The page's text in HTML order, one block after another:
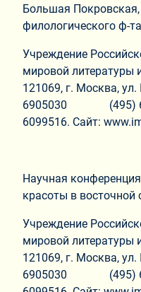
Большая
филологического ф-
Учреждение
мировой литературы
121069, г. Москва,
6905030 (495)
6099516. Сайт:
Научная
красоты в восточной
Учреждение
мировой литературы
121069, г. Москва,
6905030 (495)